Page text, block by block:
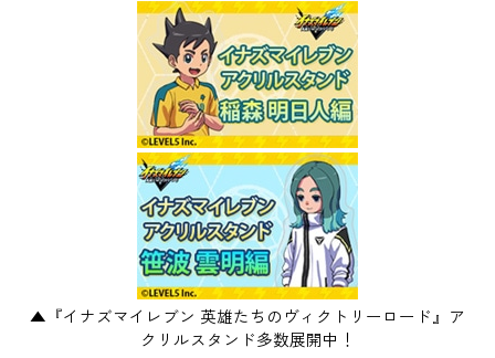
▲『イナズマイレブン 英雄たちのヴィクトリーロード』ア
クリルスタンド多数展開中！